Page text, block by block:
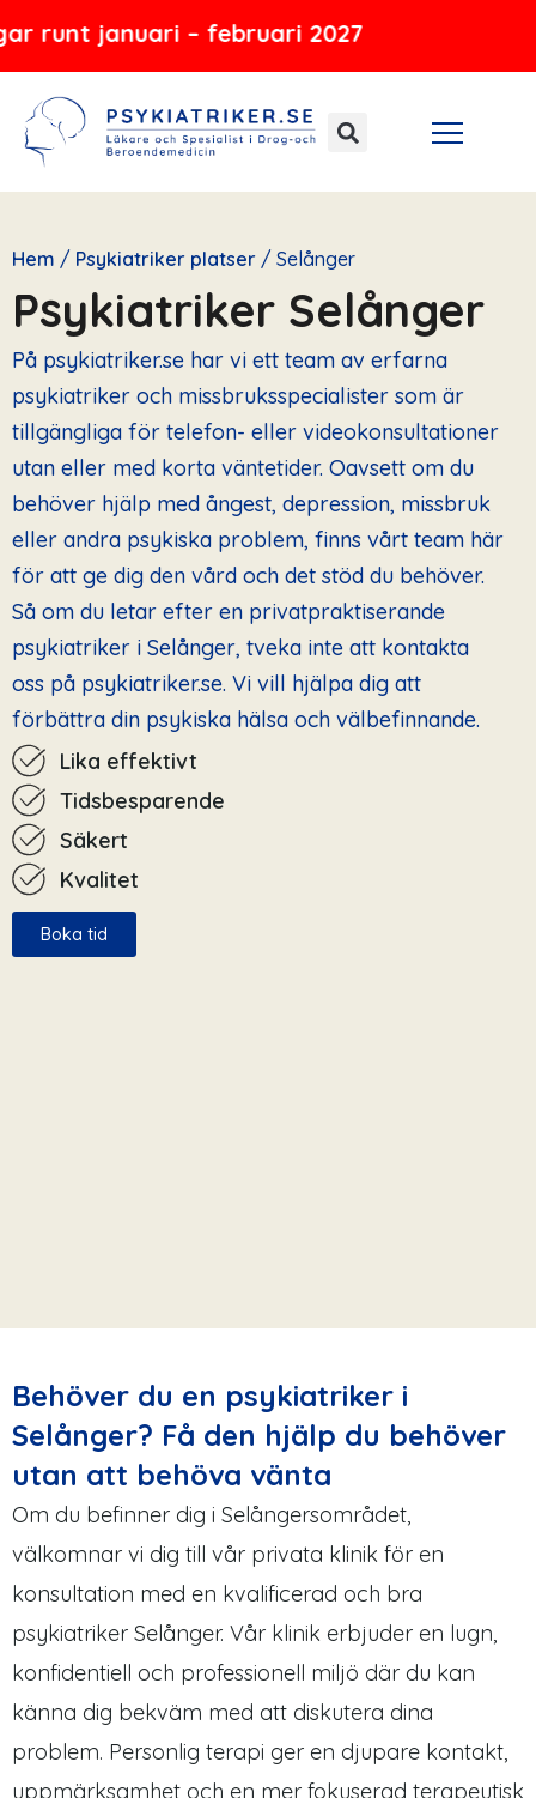
– februari 2027
innehåll
Hem / Psykiatriker platser / Selånger
Psykiatriker Selånger
På psykiatriker.se har vi ett team av erfarna
psykiatriker och missbruksspecialister som är
tillgängliga för telefon- eller videokonsultationer
utan eller med korta väntetider. Oavsett om du
behöver hjälp med ångest, depression, missbruk
eller andra psykiska problem, finns vårt team här
för att ge dig den vård och det stöd du behöver.
Så om du letar efter en privatpraktiserande
psykiatriker i Selånger, tveka inte att kontakta
oss på psykiatriker.se. Vi vill hjälpa dig att
förbättra din psykiska hälsa och välbefinnande.
Lika effektivt
Tidsbesparende
Säkert
Kvalitet
Boka tid
Behöver du en psykiatriker i
Selånger? Få den hjälp du behöver
utan att behöva vänta
Om du befinner dig i Selångersområdet,
välkomnar vi dig till vår privata klinik för en
konsultation med en kvalificerad och bra
psykiatriker Selånger. Vår klinik erbjuder en lugn,
konfidentiell och professionell miljö där du kan
känna dig bekväm med att diskutera dina
problem. Personlig terapi ger en djupare kontakt,
uppmärksamhet och en mer fokuserad terapeutisk